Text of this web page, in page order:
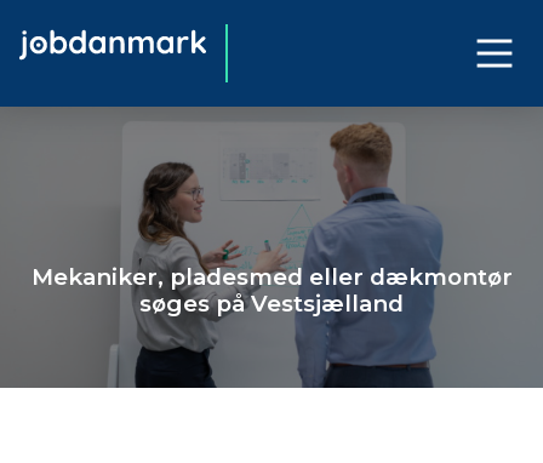
Mekaniker, pladesmed eller dækmontør
søges på Vestsjælland